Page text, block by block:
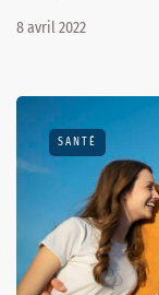
8 avril 2022
SANTÉ